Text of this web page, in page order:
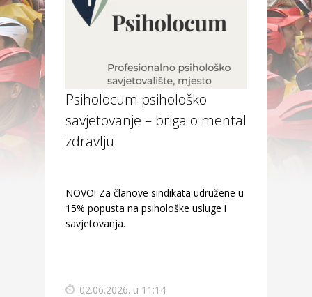
Psiholocum psihološko
savjetovanje – briga o mentalnom
zdravlju
NOVO! Za članove sindikata udružene u Maticu
15% popusta na psihološke usluge i
savjetovanja.
02.06.2026. u 11:14